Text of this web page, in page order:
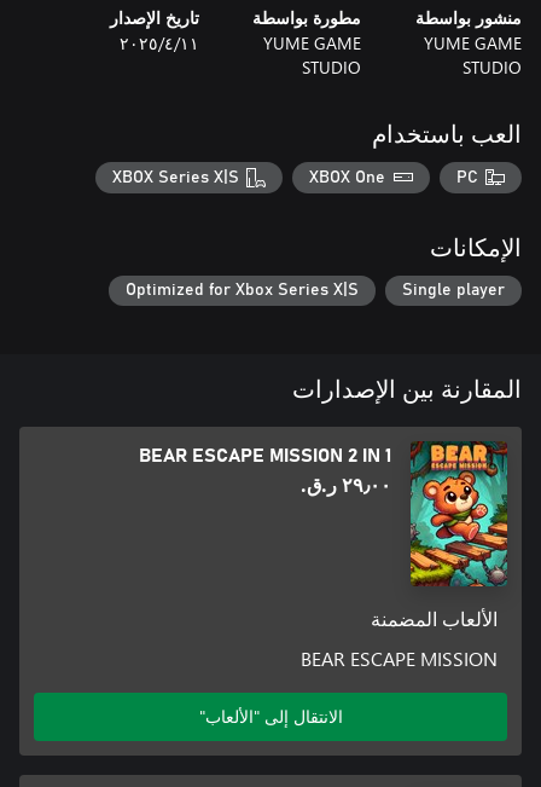
منشور بواسطة
YUME GAME
STUDIO
مطورة بواسطة
YUME GAME
STUDIO
تاريخ الإصدار
١١‏/٤‏/٢٠٢٥
العب باستخدام
PC
XBOX One
XBOX Series X|S
الإمكانات
Single player
Optimized for Xbox Series X|S
المقارنة بين الإصدارات
BEAR ESCAPE MISSION 2 IN 1
٢٩٫٠٠ ر.ق.‏
الألعاب المضمنة
BEAR ESCAPE MISSION
الانتقال إلى "الألعاب"